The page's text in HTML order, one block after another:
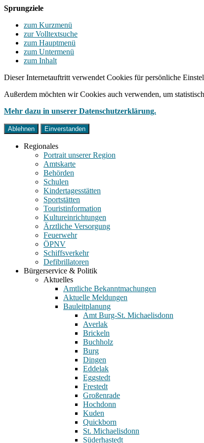
Sprungziele
zum Kurzmenü
zur Volltextsuche
zum Hauptmenü
zum Untermenü
zum Inhalt
Dieser Internetauftritt verwendet Cookies für persönliche
Außerdem möchten wir Cookies auch verwenden, um
Mehr dazu in unserer Datenschutzerklärung.
Ablehnen Einverstanden
Regionales
Portrait unserer Region
Amtskarte
Behörden
Schulen
Kindertagesstätten
Sportstätten
Touristinformation
Kultureinrichtungen
Ärztliche Versorgung
Feuerwehr
ÖPNV
Schiffsverkehr
Defibrillatoren
Bürgerservice & Politik
Aktuelles
Amtliche Bekanntmachungen
Aktuelle Meldungen
Bauleitplanung
Amt Burg-St. Michaelisdonn
Averlak
Brickeln
Buchholz
Burg
Dingen
Eddelak
Eggstedt
Frestedt
Großenrade
Hochdonn
Kuden
Quickborn
St. Michaelisdonn
Süderhastedt